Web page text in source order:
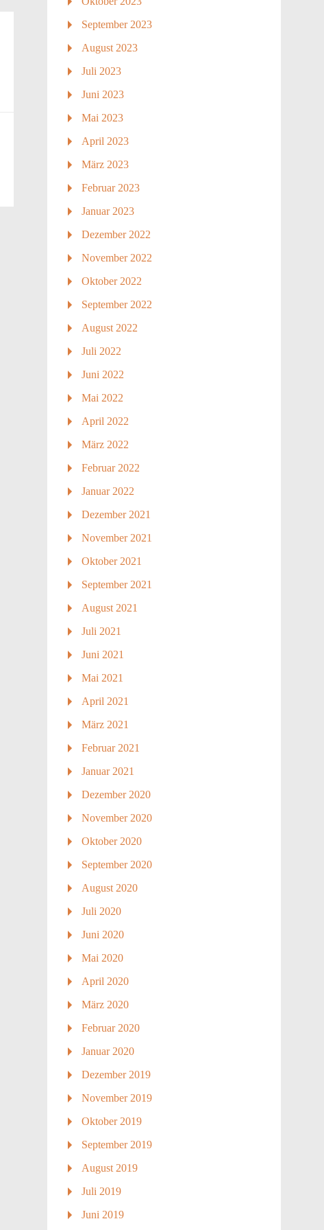
September 2023
August 2023
Juli 2023
Juni 2023
Mai 2023
April 2023
März 2023
Februar 2023
Januar 2023
Dezember 2022
November 2022
Oktober 2022
September 2022
August 2022
Juli 2022
Juni 2022
Mai 2022
April 2022
März 2022
Februar 2022
Januar 2022
Dezember 2021
November 2021
Oktober 2021
September 2021
August 2021
Juli 2021
Juni 2021
Mai 2021
April 2021
März 2021
Februar 2021
Januar 2021
Dezember 2020
November 2020
Oktober 2020
September 2020
August 2020
Juli 2020
Juni 2020
Mai 2020
April 2020
März 2020
Februar 2020
Januar 2020
Dezember 2019
November 2019
Oktober 2019
September 2019
August 2019
Juli 2019
Juni 2019